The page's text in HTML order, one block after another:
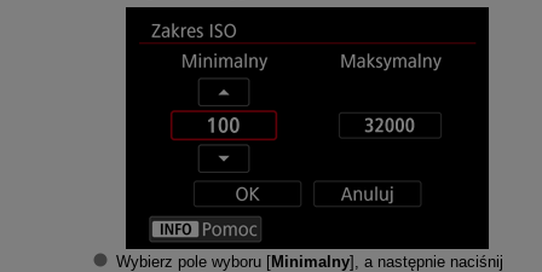
Wybierz pole wyboru [Minimalny], a następnie naciśnij